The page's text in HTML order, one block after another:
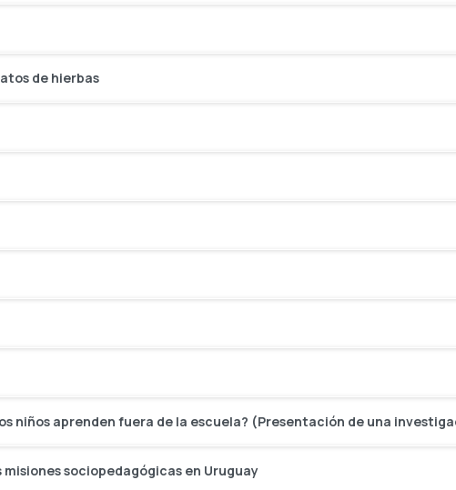
de hierbas
niños aprenden fuera de la escuela? (Presentación de una
sociopedagógicas en Uruguay